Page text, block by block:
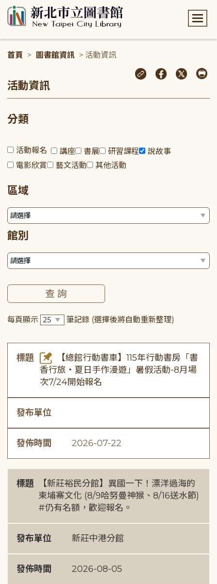
首頁 > 圖書館資訊 > 活動資訊
活動資訊
分類
活動報名 講座 書展 研習課程
說故事
電影欣賞
藝文活動 其他活動
區域
館別
每頁顯示 筆記錄 (選擇後將自動重新整理)
標題
【總館行動書車】115年行動書房「書
香行旅・夏日手作漫遊」暑假活動-8月場
次7/24開始報名
發布單位
發佈時間 2026-07-22
標題
【新莊裕民分館】異國一下！漂洋過海的
柬埔寨文化 (8/9哈努曼神猴、8/16送水節)
#仍有名額，歡迎報名。
發布單位 新莊中港分館
發佈時間 2026-08-05